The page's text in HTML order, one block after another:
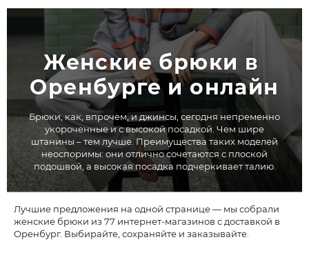
Женские брюки в
Оренбурге и онлайн
Брюки, как, впрочем, и джинсы, сегодня непременно
укороченные и с высокой посадкой. Чем шире
штанины – тем лучше. Преимущества таких моделей
неоспоримы: они отлично сочетаются с плоской
подошвой, а высокая посадка подчеркивает талию.
Лучшие предложения на одной странице — мы собрали
женские брюки из 77 интернет-магазинов с доставкой в
Оренбург. Выбирайте, сохраняйте и заказывайте.